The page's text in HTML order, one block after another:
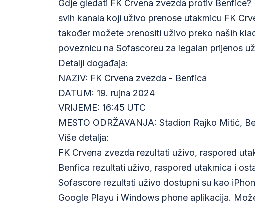
Gdje gledati FK Crvena zvezda protiv
svih kanala koji uživo prenose utakmicu FK
također možete prenositi uživo preko naših
poveznicu na Sofascoreu za legalan prijenos
Detalji događaja:
NAZIV: FK Crvena zvezda - Benfica
DATUM: 19. rujna 2024
VRIJEME: 16:45 UTC
MESTO ODRŽAVANJA: Stadion Rajko Mitić,
Više detalja:
FK Crvena zvezda rezultati uživo, raspored
Benfica rezultati uživo, raspored utakmica i
Sofascore rezultati uživo dostupni su kao
Google Playu i Windows phone aplikacija.